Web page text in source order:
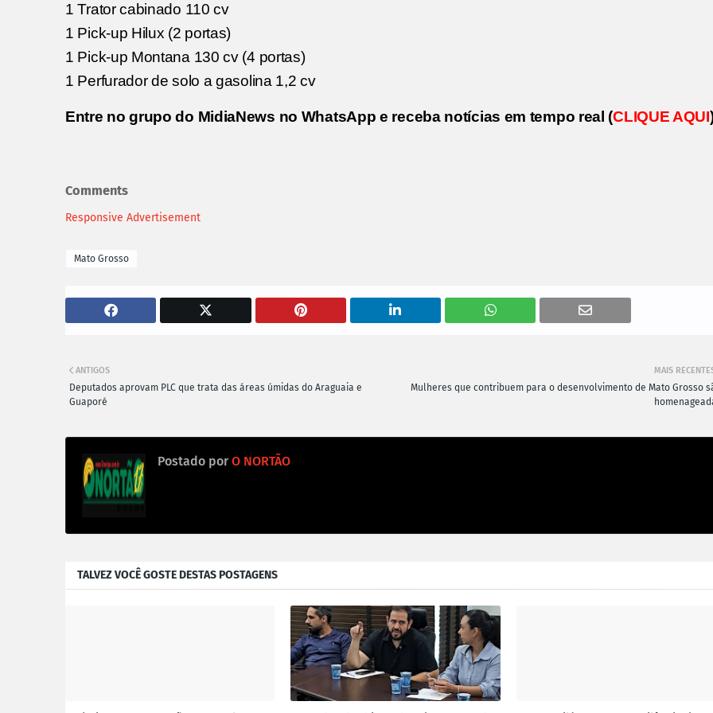
1 Trator cabinado 110 cv
1 Pick-up Hilux (2 portas)
1 Pick-up Montana 130 cv (4 portas)
1 Perfurador de solo a gasolina 1,2 cv
Entre no grupo do MidiaNews no WhatsApp e receba notícias em tempo real (CLIQUE AQUI
Comments
Responsive Advertisement
Mato Grosso
MAIS
Mulheres que contribuem para o desenvolvimento de Mato Grosso
ANTIGOS
Deputados aprovam PLC que trata das áreas úmidas do Araguaia e
Guaporé
Postado por O NORTÃO
TALVEZ VOCÊ GOSTE DESTAS POSTAGENS